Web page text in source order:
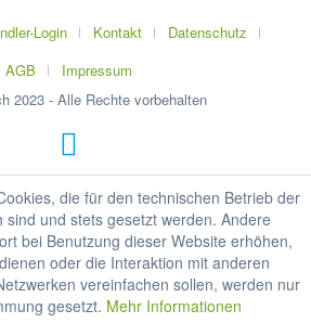
Login Kontakt
Datenschutz
AGB
Impressum
2023 - Alle Rechte vorbehalten
die für den technischen Betrieb der
sind und stets gesetzt werden. Andere
bei Benutzung dieser Website erhöhen,
oder die Interaktion mit anderen
vereinfachen sollen, werden nur
gesetzt. Mehr Informationen